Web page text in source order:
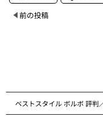
前の投稿
ベストスタイル ボルボ 評判